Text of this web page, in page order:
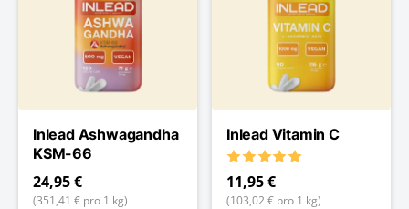
Inlead Ashwagandha
KSM-66
24,95 €
(351,41 € pro 1 kg)
Inlead Vitamin C
11,95 €
(103,02 € pro 1 kg)